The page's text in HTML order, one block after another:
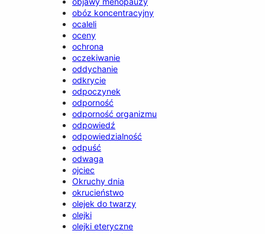
obóz koncentracyjny
ocaleli
oceny
ochrona
oczekiwanie
oddychanie
odkrycie
odpoczynek
odporność
odporność organizmu
odpowiedź
odpowiedzialność
odpuść
odwaga
ojciec
Okruchy dnia
okrucieństwo
olejek do twarzy
olejki
olejki eteryczne